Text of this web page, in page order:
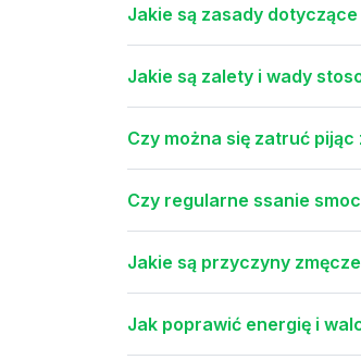
Jakie są zasady
Jakie są zalety i wady
Czy można się zatruć
Czy regularne ssanie
Jakie są przyczyny
Jak poprawić energię i